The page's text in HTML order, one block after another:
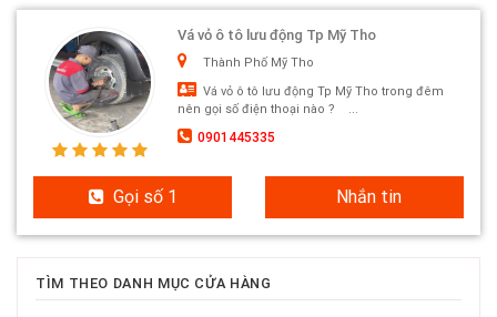
Vá vỏ ô tô lưu động Tp Mỹ Tho
Thành Phố Mỹ Tho
Vá vỏ ô tô lưu động Tp Mỹ Tho trong đêm
nên gọi số điện thoại nào ? ...
0901445335
Gọi số 1 Nhắn tin
TÌM THEO DANH MỤC CỬA HÀNG